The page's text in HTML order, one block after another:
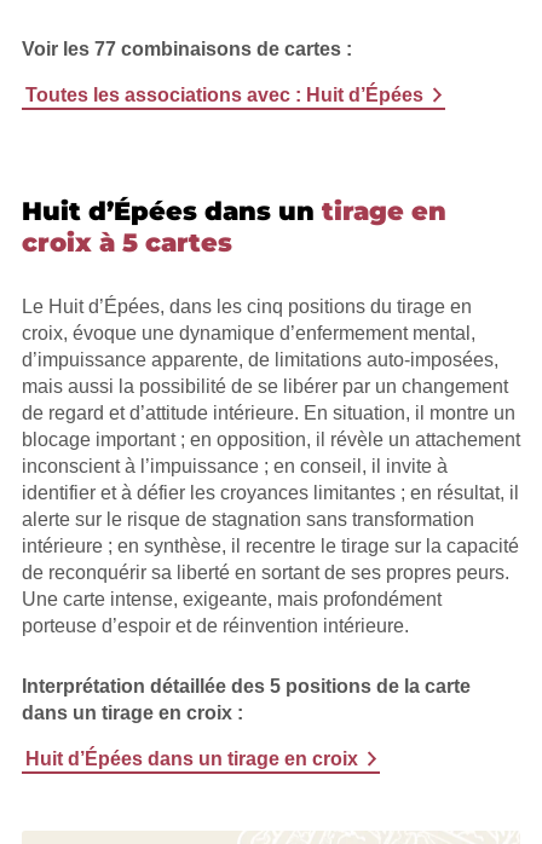
Voir les 77 combinaisons de cartes :
Toutes les associations avec : Huit d’Épées
Huit d’Épées dans un tirage en
croix à 5 cartes
Le Huit d’Épées, dans les cinq positions du tirage en
croix, évoque une dynamique d’enfermement mental,
d’impuissance apparente, de limitations auto-imposées,
mais aussi la possibilité de se libérer par un changement
de regard et d’attitude intérieure. En situation, il montre un
blocage important ; en opposition, il révèle un attachement
inconscient à l’impuissance ; en conseil, il invite à
identifier et à défier les croyances limitantes ; en résultat, il
alerte sur le risque de stagnation sans transformation
intérieure ; en synthèse, il recentre le tirage sur la capacité
de reconquérir sa liberté en sortant de ses propres peurs.
Une carte intense, exigeante, mais profondément
porteuse d’espoir et de réinvention intérieure.
Interprétation détaillée des 5 positions de la carte
dans un tirage en croix :
Huit d’Épées dans un tirage en croix